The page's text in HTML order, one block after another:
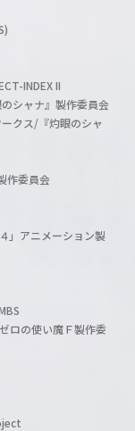
INDEX II
シャナ』製作委員会
クス/『灼眼のシャ
作委員会
」アニメーション製
ロの使い魔Ｆ製作委